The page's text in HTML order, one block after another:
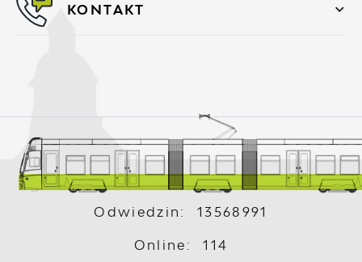
KONTAKT
Odwiedzin: 13568991
Online: 114